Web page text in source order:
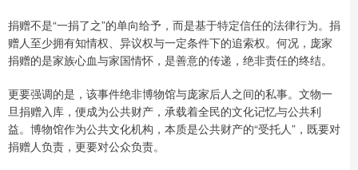
捐赠不是“一捐了之”的单向给予，而是基于特定信任的法律行为。捐
赠人至少拥有知情权、异议权与一定条件下的追索权。何况，庞家
捐赠的是家族心血与家国情怀，是善意的传递，绝非责任的终结。
更要强调的是，该事件绝非博物馆与庞家后人之间的私事。文物一
旦捐赠入库，便成为公共财产，承载着全民的文化记忆与公共利
益。博物馆作为公共文化机构，本质是公共财产的“受托人”，既要对
捐赠人负责，更要对公众负责。